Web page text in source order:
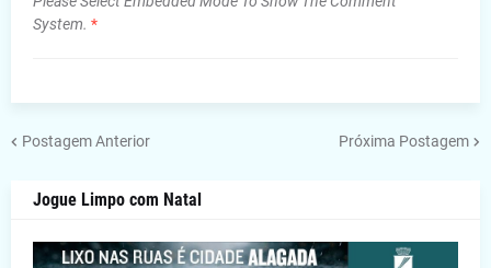
System. *
Postagem Anterior Próxima Postagem
Jogue Limpo com Natal